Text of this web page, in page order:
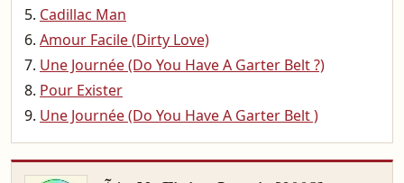
Cadillac Man
Amour Facile (Dirty Love)
Une Journée (Do You Have A Garter Belt ?)
Pour Exister
Une Journée (Do You Have A Garter Belt )